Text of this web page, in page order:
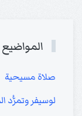
المواضيع
صلاة مسيحية
لوسيفر وتمرُّد